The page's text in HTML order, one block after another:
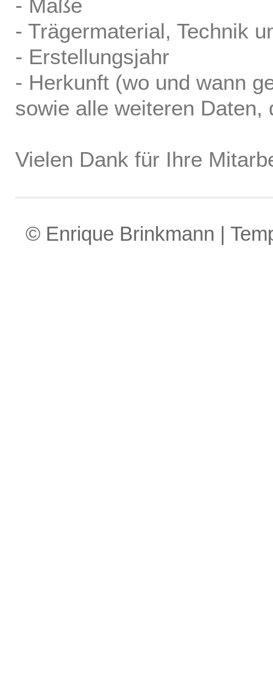
- Maße
- Trägermaterial, Technik
- Erstellungsjahr
- Herkunft (wo und wann
sowie alle weiteren
Vielen Dank für Ihre
© Enrique Brinkmann |